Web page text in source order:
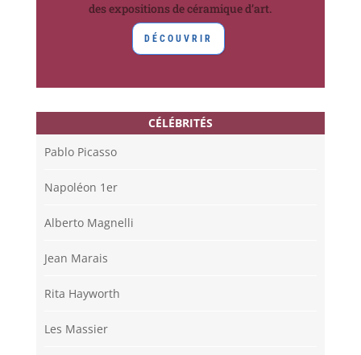
des expositions de céramique d’art.
DÉCOUVRIR
CÉLÉBRITÉS
Pablo Picasso
Napoléon 1er
Alberto Magnelli
Jean Marais
Rita Hayworth
Les Massier